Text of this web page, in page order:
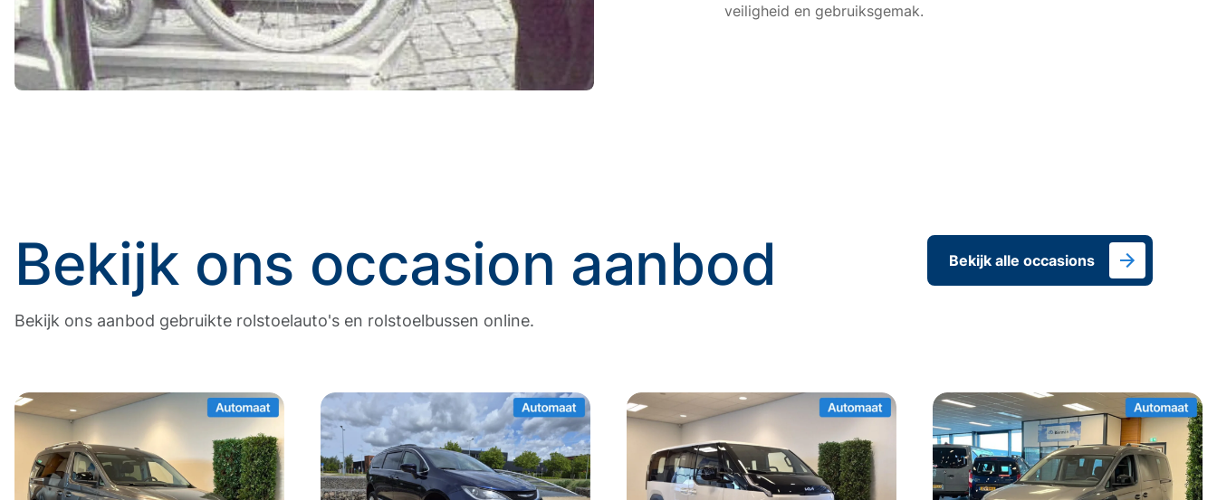
veiligheid en gebruiksgemak.
Bekijk ons occasion aanbod
Bekijk ons aanbod gebruikte rolstoelauto's en rolstoelbussen online.
Bekijk alle occasions